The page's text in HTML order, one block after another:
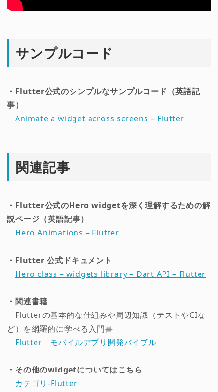
サンプルコード
・Flutter公式のシンプルなサンプルコード（英語記
事）
Animate a widget across screens – Flutter
関連記事
・Flutter公式のHero widgetを深く理解するための解
説ページ（英語記事）
Hero Animations – Flutter
・Flutter 公式ドキュメント
Hero class – widgets library – Dart API – Flutter
・関連書籍
Flutterの基本的な仕組みや周辺知識（テストやCIな
ど）を網羅的に学べる入門書
Flutter モバイルアプリ開発バイブル
・その他のwidgetについてはこちら
カテゴリ-Flutter